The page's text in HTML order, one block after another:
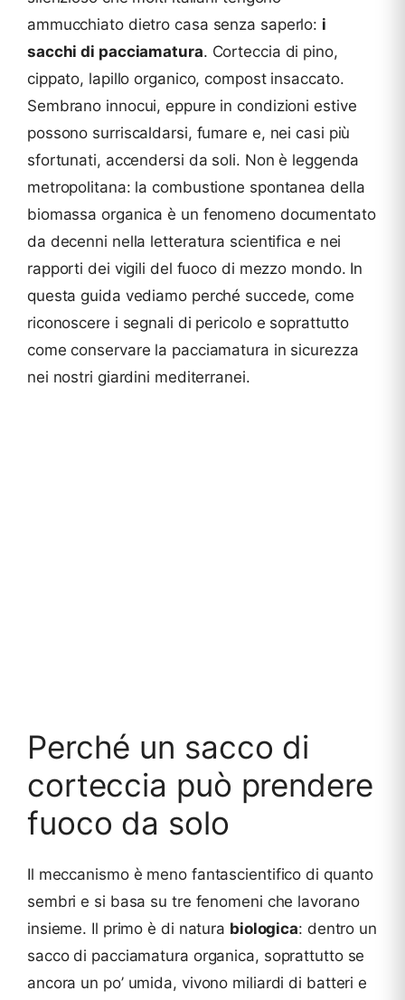
ammucchiato dietro casa senza saperlo: i
sacchi di pacciamatura. Corteccia di pino,
cippato, lapillo organico, compost insaccato.
Sembrano innocui, eppure in condizioni estive
possono surriscaldarsi, fumare e, nei casi più
sfortunati, accendersi da soli. Non è leggenda
metropolitana: la combustione spontanea della
biomassa organica è un fenomeno documentato
da decenni nella letteratura scientifica e nei
rapporti dei vigili del fuoco di mezzo mondo. In
questa guida vediamo perché succede, come
riconoscere i segnali di pericolo e soprattutto
come conservare la pacciamatura in sicurezza
nei nostri giardini mediterranei.
Perché un sacco di
corteccia può prendere
fuoco da solo
Il meccanismo è meno fantascientifico di quanto
sembri e si basa su tre fenomeni che lavorano
insieme. Il primo è di natura biologica: dentro un
sacco di pacciamatura organica, soprattutto se
ancora un po’ umida, vivono miliardi di batteri e